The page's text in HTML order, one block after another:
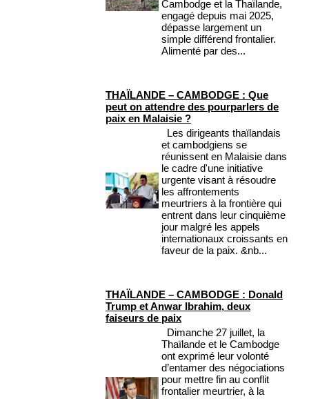
Cambodge et la Thaïlande,
engagé depuis mai 2025,
dépasse largement un
simple différend frontalier.
Alimenté par des...
THAÏLANDE – CAMBODGE : Que
peut on attendre des pourparlers de
paix en Malaisie ?
Les dirigeants thaïlandais
et cambodgiens se
réunissent en Malaisie dans
le cadre d'une initiative
urgente visant à résoudre
les affrontements
meurtriers à la frontière qui
entrent dans leur cinquième
jour malgré les appels
internationaux croissants en
faveur de la paix. &nb...
THAÏLANDE – CAMBODGE : Donald
Trump et Anwar Ibrahim, deux
faiseurs de paix
Dimanche 27 juillet, la
Thaïlande et le Cambodge
ont exprimé leur volonté
d’entamer des négociations
pour mettre fin au conflit
frontalier meurtrier, à la